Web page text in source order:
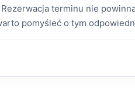
terminu nie
pomyśleć o tym